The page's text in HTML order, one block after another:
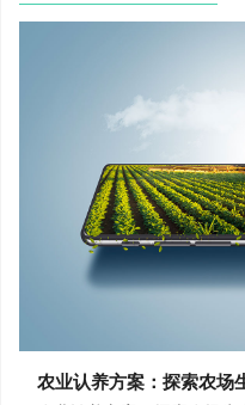
农业认养方案：探索农场